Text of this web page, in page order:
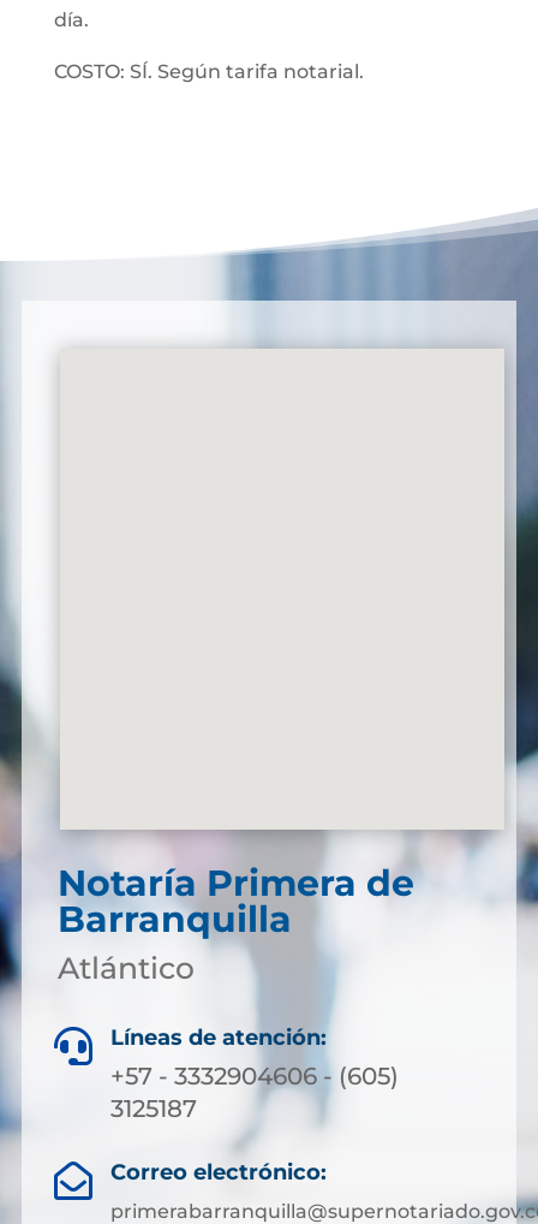
día.
COSTO: SÍ. Según tarifa notarial.
Notaría Primera de
Barranquilla
Atlántico
 Líneas de atención:
+57 - 3332904606 - (605)
3125187
 Correo electrónico: